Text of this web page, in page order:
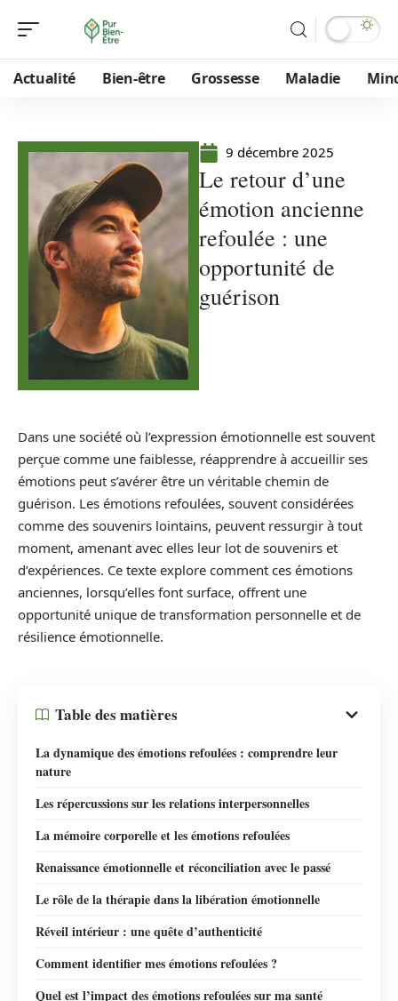
Actualité Bien-être Grossesse Maladie
9 décembre 2025
Le retour d’une
émotion ancienne
refoulée : une
opportunité de
guérison
Dans une société où l’expression émotionnelle est souvent
perçue comme une faiblesse, réapprendre à accueillir ses
émotions peut s’avérer être un véritable chemin de
guérison. Les émotions refoulées, souvent considérées
comme des souvenirs lointains, peuvent ressurgir à tout
moment, amenant avec elles leur lot de souvenirs et
d’expériences. Ce texte explore comment ces émotions
anciennes, lorsqu’elles font surface, offrent une
opportunité unique de transformation personnelle et de
résilience émotionnelle.
Table des matières
La dynamique des émotions refoulées : comprendre leur
nature
Les répercussions sur les relations interpersonnelles
La mémoire corporelle et les émotions refoulées
Renaissance émotionnelle et réconciliation avec le passé
Le rôle de la thérapie dans la libération émotionnelle
Réveil intérieur : une quête d’authenticité
Comment identifier mes émotions refoulées ?
Quel est l’impact des émotions refoulées sur ma santé